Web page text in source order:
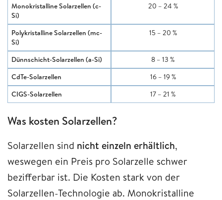
Monokristalline Solarzellen (c-
Si)
20 – 24 %
Polykristalline Solarzellen (mc-
Si)
15 – 20 %
Dünnschicht-Solarzellen (a-Si)
8 – 13 %
CdTe-Solarzellen
16 – 19 %
CIGS-Solarzellen
17 – 21 %
Was kosten Solarzellen?
Solarzellen sind nicht einzeln erhältlich,
weswegen ein Preis pro Solarzelle schwer
bezifferbar ist. Die Kosten stark von der
Solarzellen-Technologie ab. Monokristalline